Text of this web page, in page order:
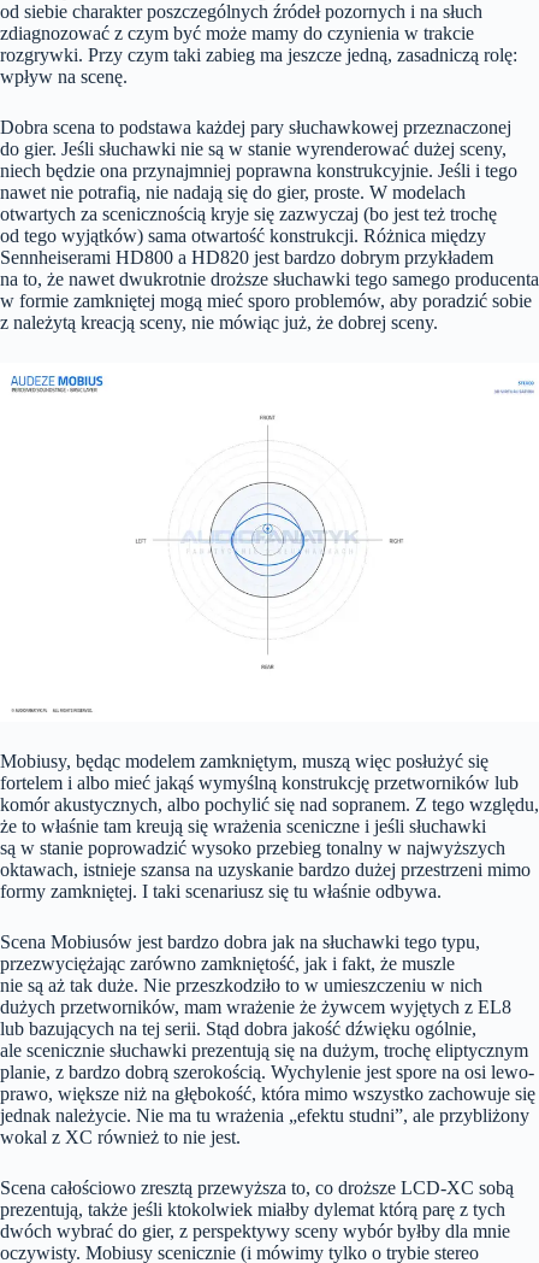
od siebie charakter poszczególnych źródeł pozornych i na słuch
zdiagnozować z czym być może mamy do czynienia w trakcie
rozgrywki. Przy czym taki zabieg ma jeszcze jedną, zasadniczą rolę:
wpływ na scenę.
Dobra scena to podstawa każdej pary słuchawkowej przeznaczonej
do gier. Jeśli słuchawki nie są w stanie wyrenderować dużej sceny,
niech będzie ona przynajmniej poprawna konstrukcyjnie. Jeśli i tego
nawet nie potrafią, nie nadają się do gier, proste. W modelach
otwartych za scenicznością kryje się zazwyczaj (bo jest też trochę
od tego wyjątków) sama otwartość konstrukcji. Różnica między
Sennheiserami HD800 a HD820 jest bardzo dobrym przykładem
na to, że nawet dwukrotnie droższe słuchawki tego samego producenta
w formie zamkniętej mogą mieć sporo problemów, aby poradzić sobie
z należytą kreacją sceny, nie mówiąc już, że dobrej sceny.
Mobiusy, będąc modelem zamkniętym, muszą więc posłużyć się
fortelem i albo mieć jakąś wymyślną konstrukcję przetworników lub
komór akustycznych, albo pochylić się nad sopranem. Z tego względu,
że to właśnie tam kreują się wrażenia sceniczne i jeśli słuchawki
są w stanie poprowadzić wysoko przebieg tonalny w najwyższych
oktawach, istnieje szansa na uzyskanie bardzo dużej przestrzeni mimo
formy zamkniętej. I taki scenariusz się tu właśnie odbywa.
Scena Mobiusów jest bardzo dobra jak na słuchawki tego typu,
przezwyciężając zarówno zamkniętość, jak i fakt, że muszle
nie są aż tak duże. Nie przeszkodziło to w umieszczeniu w nich
dużych przetworników, mam wrażenie że żywcem wyjętych z EL8
lub bazujących na tej serii. Stąd dobra jakość dźwięku ogólnie,
ale scenicznie słuchawki prezentują się na dużym, trochę eliptycznym
planie, z bardzo dobrą szerokością. Wychylenie jest spore na osi lewo-
prawo, większe niż na głębokość, która mimo wszystko zachowuje się
jednak należycie. Nie ma tu wrażenia „efektu studni”, ale przybliżony
wokal z XC również to nie jest.
Scena całościowo zresztą przewyższa to, co droższe LCD-XC sobą
prezentują, także jeśli ktokolwiek miałby dylemat którą parę z tych
dwóch wybrać do gier, z perspektywy sceny wybór byłby dla mnie
oczywisty. Mobiusy scenicznie (i mówimy tylko o trybie stereo